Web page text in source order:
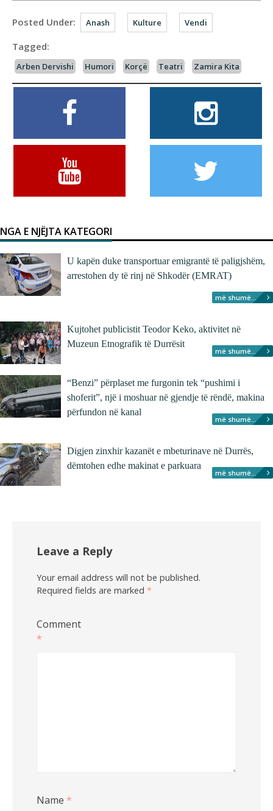
Posted Under: Anash Kulture Vendi
Tagged:
Arben Dervishi Humori Korçë Teatri Zamira Kita
NGA E NJËJTA KATEGORI
U kapën duke transportuar emigrantë të paligjshëm,
arrestohen dy të rinj në Shkodër (EMRAT)
më shumë...
Kujtohet publicistit Teodor Keko, aktivitet në
Muzeun Etnografik të Durrësit
më shumë...
“Benzi” përplaset me furgonin tek “pushimi i
shoferit”, një i moshuar në gjendje të rëndë, makina
përfundon në kanal
më shumë...
Digjen zinxhir kazanët e mbeturinave në Durrës,
dëmtohen edhe makinat e parkuara
më shumë...
Leave a Reply
Your email address will not be published.
Required fields are marked *
Comment
*
Name *